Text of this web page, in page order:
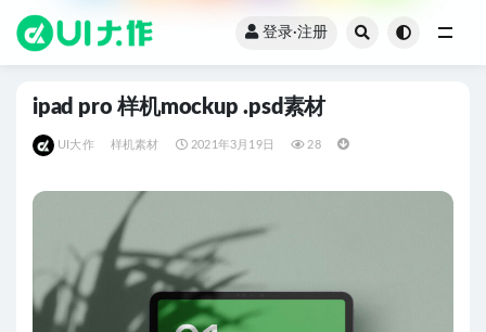
登录·注册
ipad pro 样机mockup .psd素材
UI大作 样机素材 2021年3月19日 28